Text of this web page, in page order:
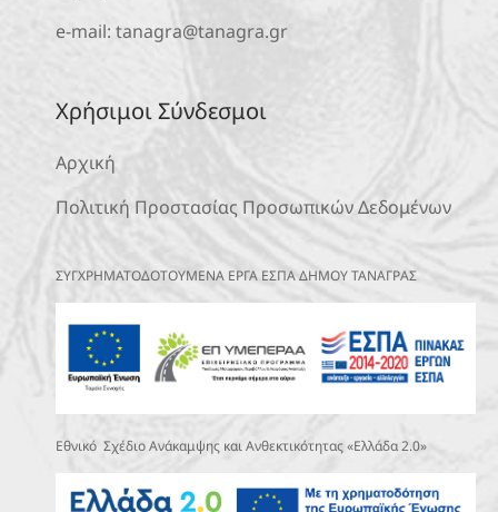
e-mail: tanagra@tanagra.gr
Χρήσιμοι Σύνδεσμοι
Αρχική
Πολιτική Προστασίας Προσωπικών Δεδομένων
ΣΥΓΧΡΗΜΑΤΟΔΟΤΟΥΜΕΝΑ ΕΡΓΑ ΕΣΠΑ ΔΗΜΟΥ ΤΑΝΑΓΡΑΣ
Εθνικό Σχέδιο Ανάκαμψης και Ανθεκτικότητας «Ελλάδα 2.0»